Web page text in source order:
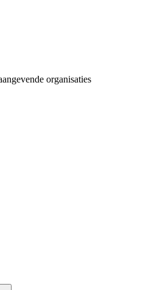
organisaties